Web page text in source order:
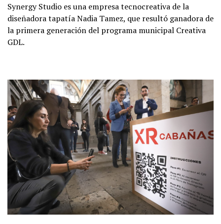
Synergy Studio es una empresa tecnocreativa de la
diseñadora tapatía Nadia Tamez, que resultó ganadora de
la primera generación del programa municipal Creativa
GDL.